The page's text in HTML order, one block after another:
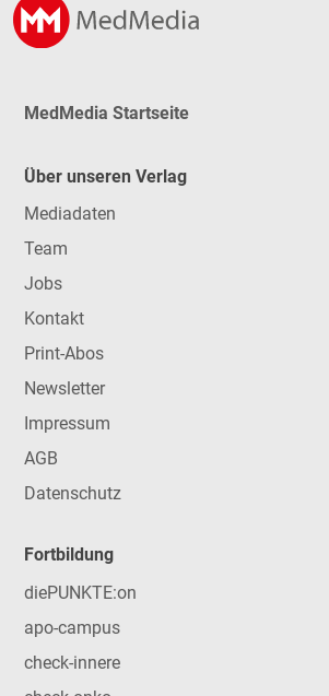
MedMedia Startseite
Über unseren Verlag
Mediadaten
Team
Jobs
Kontakt
Print-Abos
Newsletter
Impressum
AGB
Datenschutz
Fortbildung
diePUNKTE:on
apo-campus
check-innere